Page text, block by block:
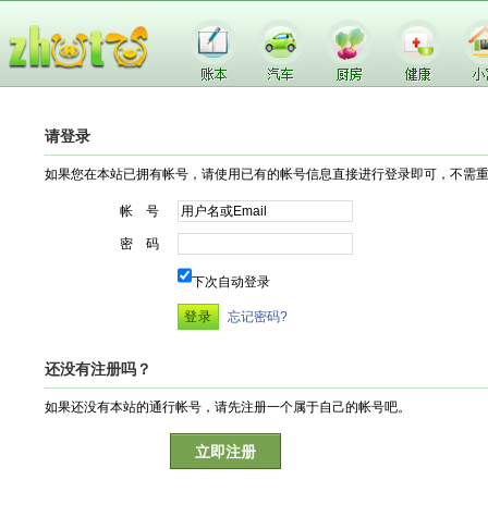
请登录
如果您在本站已拥有帐号，请使用已有的帐号信息直接进行登录即可，不需
帐 号
密 码
下次自动登录
忘记密码?
还没有注册吗？
如果还没有本站的通行帐号，请先注册一个属于自己的帐号吧。
立即注册